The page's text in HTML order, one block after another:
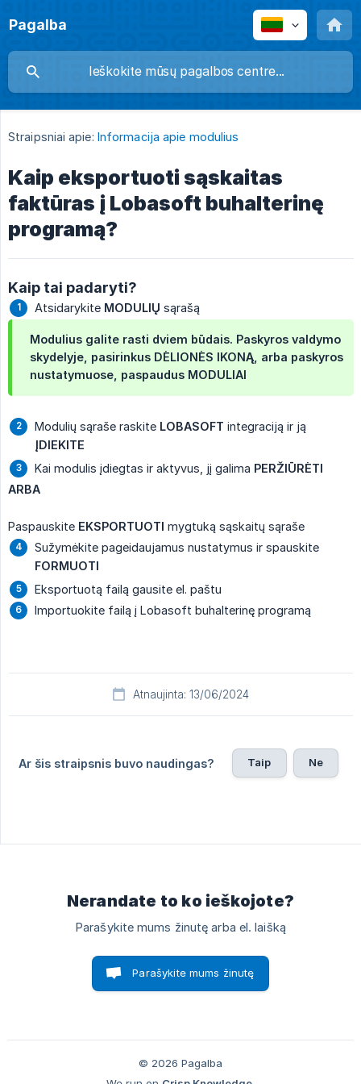
Pagalba
Straipsniai apie: Informacija apie modulius
Kaip eksportuoti sąskaitas
faktūras į Lobasoft buhalterinę
programą?
Kaip tai padaryti?
Atsidarykite MODULIŲ sąrašą
Modulius galite rasti dviem būdais. Paskyros valdymo
skydelyje, pasirinkus DĖLIONĖS IKONĄ , arba paskyros
nustatymuose, paspaudus MODULIAI
Modulių sąraše raskite LOBASOFT integraciją ir ją
ĮDIEKITE
Kai modulis įdiegtas ir aktyvus, jį galima PERŽIŪRĖTI
ARBA
Paspauskite EKSPORTUOTI mygtuką sąskaitų sąraše
Sužymėkite pageidaujamus nustatymus ir spauskite
FORMUOTI
Eksportuotą failą gausite el. paštu
Importuokite failą į Lobasoft buhalterinę programą
Atnaujinta: 13/06/2024
Ar šis straipsnis buvo naudingas? Taip Ne
Nerandate to ko ieškojote?
Parašykite mums žinutę arba el. laišką
Parašykite mums žinutę
© 2026 Pagalba